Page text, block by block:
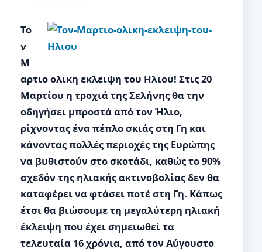
Το
ν
Μ
αρτιο ολικη εκλειψη του Ηλιου! Στις 20
Μαρτίου η τροχιά της Σελήνης θα την
οδηγήσει μπροστά από τον Ήλιο,
ρίχνοντας ένα πέπλο σκιάς στη Γη και
κάνοντας πολλές περιοχές της Ευρώπης
να βυθιστούν στο σκοτάδι, καθώς το 90%
σχεδόν της ηλιακής ακτινοβολίας δεν θα
καταφέρει να φτάσει ποτέ στη Γη. Κάπως
έτσι θα βιώσουμε τη μεγαλύτερη ηλιακή
έκλειψη που έχει σημειωθεί τα
τελευταία 16 χρόνια, από τον Αύγουστο